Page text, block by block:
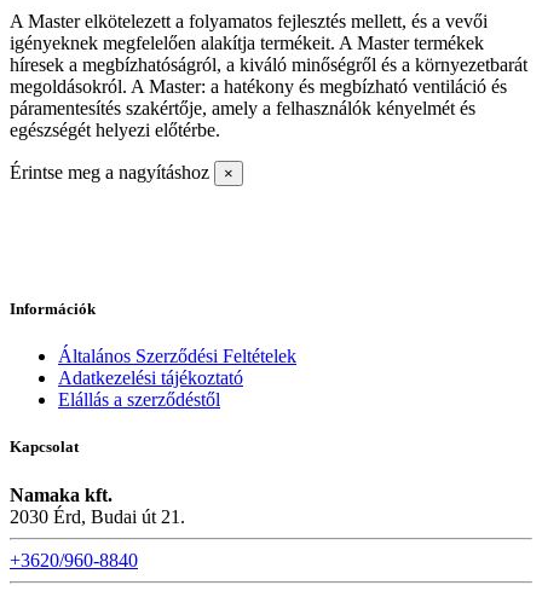
A Master elkötelezett a folyamatos fejlesztés mellett, és a vevői
igényeknek megfelelően alakítja termékeit. A Master termékek
híresek a megbízhatóságról, a kiváló minőségről és a környezetbarát
megoldásokról. A Master: a hatékony és megbízható ventiláció és
páramentesítés szakértője, amely a felhasználók kényelmét és
egészségét helyezi előtérbe.
Érintse meg a nagyításhoz ×
Információk
Általános Szerződési Feltételek
Adatkezelési tájékoztató
Elállás a szerződéstől
Kapcsolat
Namaka kft.
2030 Érd, Budai út 21.
+3620/960-8840